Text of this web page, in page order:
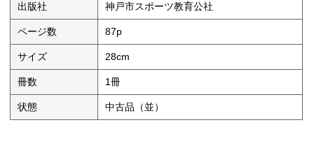
出版社 神戸市スポーツ教育公社
ページ数 87p
サイズ 28cm
冊数 1冊
状態 中古品（並）